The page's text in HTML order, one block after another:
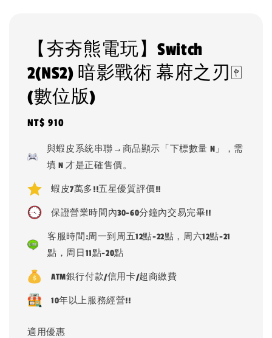
【夯夯熊電玩】Switch
2(NS2) 暗影戰術 幕府之刃🀄
(數位版)
Regular
NT$ 910
與蝦皮系統串聯→商品顯示「下標數量 N」，需
填 N 才是正確售價。
蝦皮7萬多!!五星優質評價!!
保證營業時間內30-60分鐘內交易完畢!!
客服時間:周一到周五12點-22點，周六12點-21
點，周日11點-20點
ATM銀行付款/信用卡/超商繳費
10年以上服務經營!!
適用優惠